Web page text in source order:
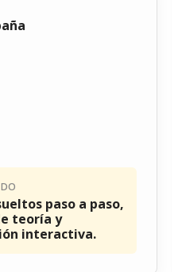
paso a paso,
teoría y
interactiva.